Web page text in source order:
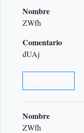
Nombre
ZWfh
Comentario
dUAj
Nombre
ZWfh